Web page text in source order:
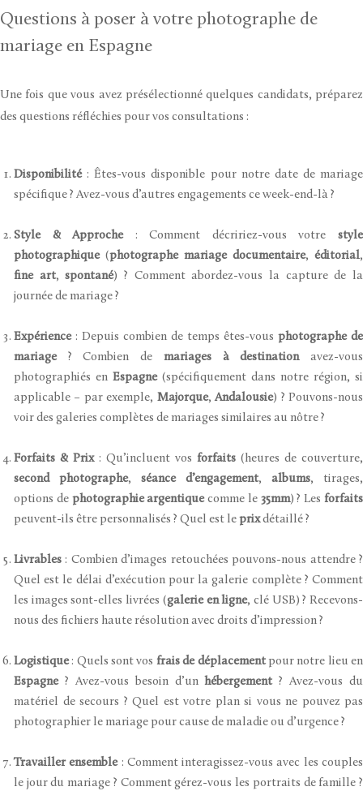
Questions à poser à votre photographe de
mariage en Espagne
Une fois que vous avez présélectionné quelques candidats, préparez
des questions réfléchies pour vos consultations :
Disponibilité: Êtes-vous disponible pour notre date de mariage
spécifique ? Avez-vous d’autres engagements ce week-end-là ?
Style & Approche: Comment décririez-vous votrestyle
photographique(photographe mariage documentaire, éditorial,
fine art,spontané) ? Comment abordez-vous la capture de la
journée de mariage ?
Expérience: Depuis combien de temps êtes-vous photographe de
mariage? Combien de mariages à destinationavez-vous
photographiés en Espagne(spécifiquement dans notre région, si
applicable – par exemple, Majorque,Andalousie) ? Pouvons-nous
voir des galeries complètes de mariages similaires au nôtre ?
Forfaits & Prix: Qu’incluent vos forfaits (heures de couverture,
second photographe, séance d’engagement, albums, tirages,
options de photographie argentiquecomme le 35mm) ? Lesforfaits
peuvent-ils être personnalisés ? Quel est le prixdétaillé ?
Livrables : Combien d’images retouchées pouvons-nous attendre ?
Quel est le délai d’exécution pour la galerie complète ? Comment
les images sont-elles livrées (galerie en ligne, clé USB) ? Recevons-
nous des fichiers haute résolution avec droits d’impression ?
Logistique: Quels sont vos frais de déplacementpour notre lieu en
Espagne? Avez-vous besoin d’unhébergement? Avez-vous du
matériel de secours ? Quel est votre plan si vous ne pouvez pas
photographier le mariage pour cause de maladie ou d’urgence ?
Travailler ensemble: Comment interagissez-vous avec les couples
le jour du mariage ? Comment gérez-vous les portraits de famille ?